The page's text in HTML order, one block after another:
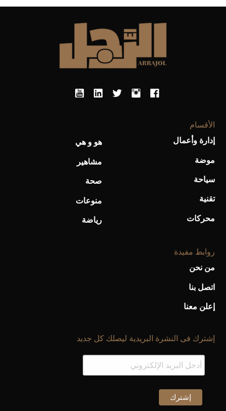
الأقسام
إدارة وأعمال
موضة
سياحة
تقنية
محركات
هو و هي
مشاهير
صحة
منوعات
رياضة
روابط مفيدة
من نحن
اتصل بنا
إعلن معنا
إشترك فى النشرة البريدية ليصلك كل جديد